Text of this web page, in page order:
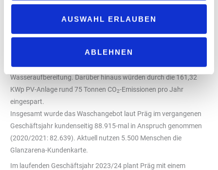
AUSWAHL ERLAUBEN
ABLEHNEN
Unternehmen die Glanzarena, eine 45 Meter lange Waschstraße
mit modernster Waschtechnologie, 36 Gratis-Saugplätzen, 12
weiteren Extras. Zu den Waschangebote gehören: „Glanzeinfach“,
„Glanzleistung“, „Glanz & Gloria“. Die Glanzarena punkte mit Blick
auf Umweltfreundlichkeit u. a. mit einer 92-prozentigen
Wasseraufbereitung. Darüber hinaus würden durch die 161,32
KWp PV-Anlage rund 75 Tonnen CO2-Emissionen pro Jahr
eingespart.
Insgesamt wurde das Waschangebot laut Präg im vergangenen
Geschäftsjahr kundenseitig 88.915-mal in Anspruch genommen
(2020/2021: 82.639). Aktuell nutzen 5.500 Menschen die
Glanzarena-Kundenkarte.
Im laufenden Geschäftsjahr 2023/24 plant Präg mit einem